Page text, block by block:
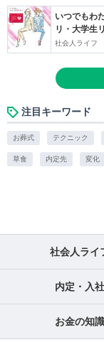
いつでもわ
リ・大学生
社会人ライフ
注目キーワード
お葬式 テクニック
草食 内定先 変化
社会人ライ
内定・入社
お金の知識